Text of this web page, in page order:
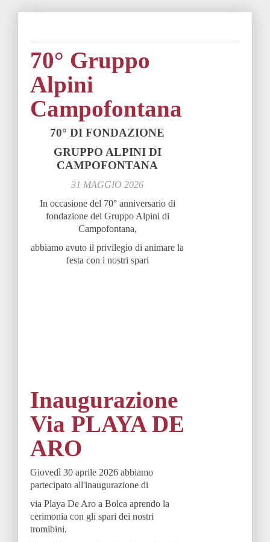
70° Gruppo
Alpini
Campofontana
70° DI FONDAZIONE
GRUPPO ALPINI DI
CAMPOFONTANA
31 MAGGIO 2026
In occasione del 70° anniversario di
fondazione del Gruppo Alpini di
Campofontana,
abbiamo avuto il privilegio di animare la
festa con i nostri spari
Inaugurazione
Via PLAYA DE
ARO
Giovedì 30 aprile 2026 abbiamo
partecipato all'inaugurazione di
via Playa De Aro a Bolca aprendo la
cerimonia con gli spari dei nostri
tromibini.